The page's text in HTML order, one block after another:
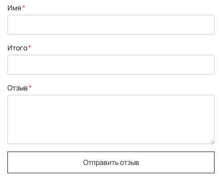
star
stars
stars
stars
stars
Имя
Итого
Отзыв
Отправить отзыв